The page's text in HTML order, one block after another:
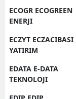
ECOGR ECOGREEN
ENERJI
ECZYT ECZACIBASI
YATIRIM
EDATA E-DATA
TEKNOLOJI